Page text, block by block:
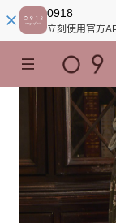
0918
立刻使用官方